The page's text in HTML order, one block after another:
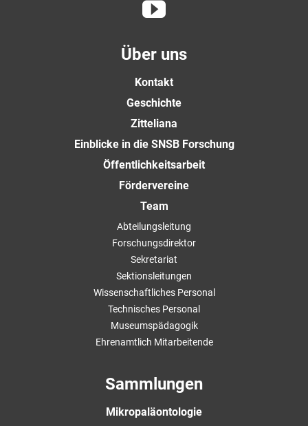
Über uns
Kontakt
Geschichte
Zitteliana
Einblicke in die SNSB Forschung
Öffentlichkeitsarbeit
Fördervereine
Team
Abteilungsleitung
Forschungsdirektor
Sekretariat
Sektionsleitungen
Wissenschaftliches Personal
Technisches Personal
Museumspädagogik
Ehrenamtlich Mitarbeitende
Sammlungen
Mikropaläontologie